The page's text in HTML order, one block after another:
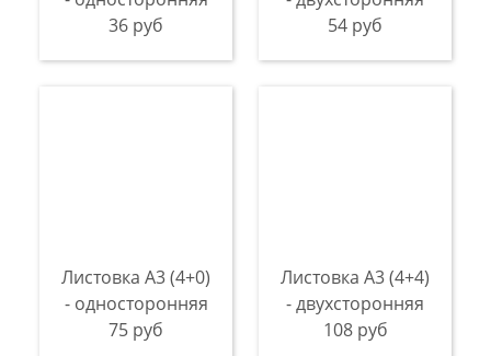
36 руб
54 руб
Листовка А3 (4+0)
- односторонняя
75 руб
Листовка А3 (4+4)
- двухсторонняя
108 руб